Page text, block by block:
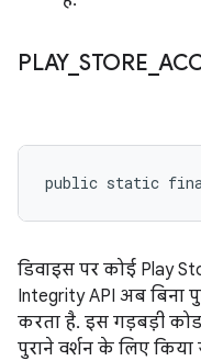
PLAY_ STORE _
public static
डिवाइस पर कोई Play
Integrity API अब बिना
करता है. इस गड़बड़ी
पुराने वर्शन के लिए किया